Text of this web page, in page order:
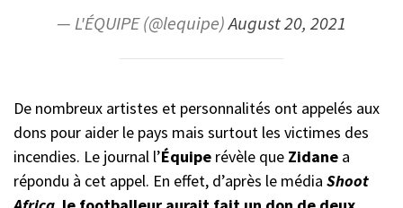
— L'ÉQUIPE (@lequipe)August 20, 2021
De nombreux artistes et personnalités ont appelés aux
dons pour aider le pays mais surtout les victimes des
incendies. Le journal l’Équipe révèle que Zidane a
répondu à cet appel. En effet, d’après le média Shoot